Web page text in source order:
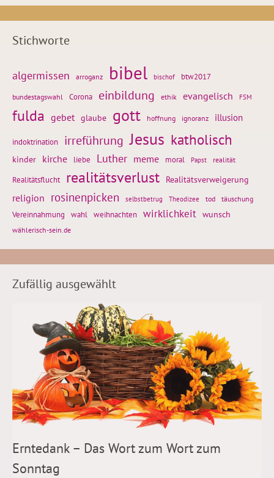
Stichworte
algermissen arroganz bibel bischof btw2017
bundestagswahl Corona einbildung ethik evangelisch FSM
fulda gebet glaube gott hoffnung ignoranz illusion
indoktrination irreführung Jesus katholisch
kinder kirche liebe Luther meme moral Papst realität
Realitätsflucht realitätsverlust Realitätsverweigerung
religion rosinenpicken selbstbetrug Theodizee tod täuschung
Vereinnahmung wahl weihnachten wirklichkeit wunsch
wählerisch-sein.de
Zufällig ausgewählt
Erntedank – Das Wort zum Wort zum
Sonntag